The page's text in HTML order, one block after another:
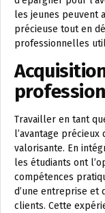
les jeunes peuvent
précieuse tout en
professionnelles
Travailler en tant
l’avantage
valorisante. En
les étudiants ont
compétences
d’une entreprise et
clients. Cette